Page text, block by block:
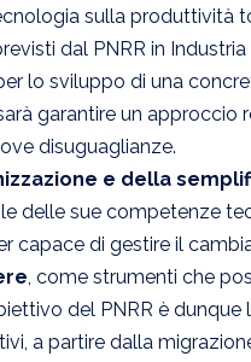
sulla produttività
dal PNRR in Industria
lo sviluppo di una
garantire un approccio
disuguaglianze.
e della
delle sue competenze
capace di gestire il
, come strumenti che
del PNRR è
a partire dalla